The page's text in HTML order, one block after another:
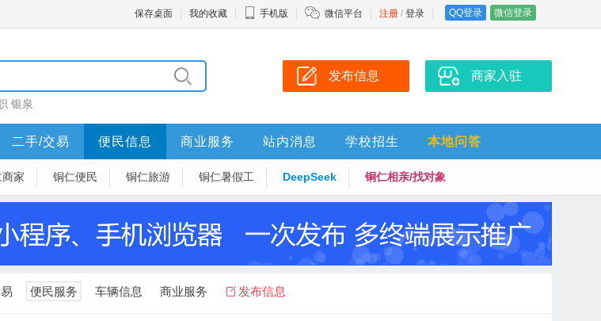
注册 / 登录 QQ登录 微信登录
保存桌面 我的收藏 手机版 微信平台
银泉
发布信息 商家入驻
二手/交易 便民信息 商业服务 站内消息 学校招生 本地问答
家 铜仁便民 铜仁旅游 铜仁暑假工 DeepSeek 铜仁相亲/找对象
便民服务 车辆信息 商业服务 发布信息